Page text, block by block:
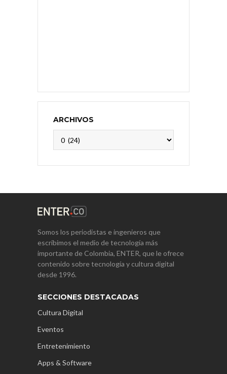
ARCHIVOS
Somos los periodistas e ingenieros que
escribimos el medio de tecnología más
importante de Colombia, ENTER, que le ofrece
contenido sobre tecnología y cultura digital
desde 1996.
SECCIONES DESTACADAS
Cultura Digital
Eventos
Entretenimiento
Apps & Software